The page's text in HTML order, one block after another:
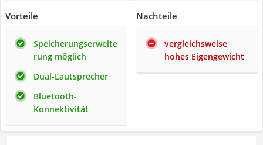
Vorteile
Speicherungserweite
rung möglich
Dual-Lautsprecher
Bluetooth-
Konnektivität
Nachteile
vergleichsweise
hohes Eigengewicht